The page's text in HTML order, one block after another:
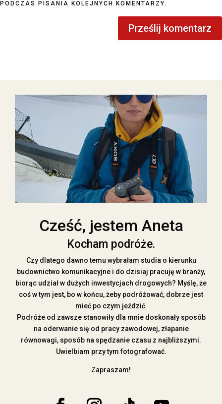
PODCZAS PISANIA KOLEJNYCH KOMENTARZY.
Prześlij komentarz
Cześć, jestem Aneta
Kocham podróże.
Czy dlatego dawno temu wybrałam studia o kierunku
budownictwo komunikacyjne i do dzisiaj pracuję w branży,
biorąc udział w dużych inwestycjach drogowych? Myślę, że
coś w tym jest, bo w końcu, żeby podróżować, dobrze jest
mieć po czym jeździć.
Podróże od zawsze stanowiły dla mnie doskonały sposób
na oderwanie się od pracy zawodowej, złapanie
równowagi, sposób na spędzanie czasu z najbliższymi.
Uwielbiam przy tym fotografować.
Zapraszam!